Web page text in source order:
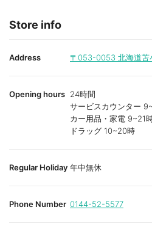
Store info
Address 〒053-0053 北海道苫
Opening hours 24時間
サービスカウンター
カー用品・家電 9~21
ドラッグ 10~20時
Regular Holiday 年中無休
Phone Number 0144-52-5577